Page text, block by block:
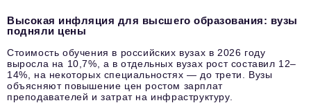
Высокая инфляция для высшего образования: вузы
подняли цены
Стоимость обучения в российских вузах в 2026 году
выросла на 10,7%, а в отдельных вузах рост составил 12–
14%, на некоторых специальностях — до трети. Вузы
объясняют повышение цен ростом зарплат
преподавателей и затрат на инфраструктуру.